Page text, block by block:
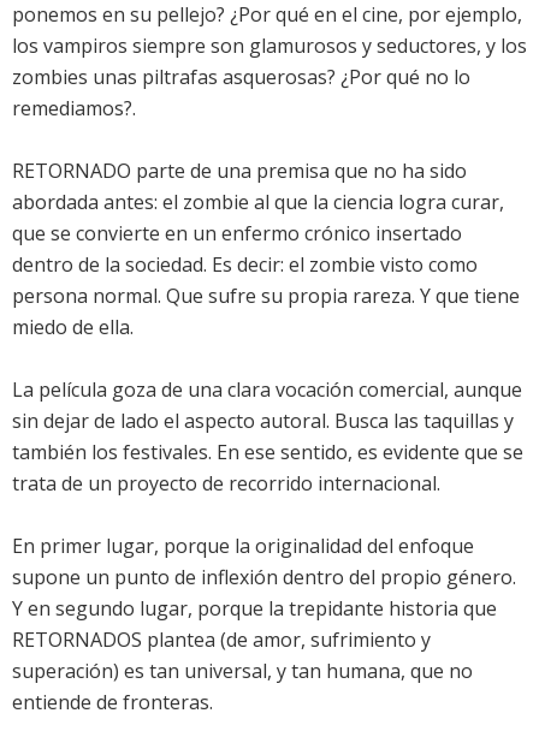
ponemos en su pellejo? ¿Por qué en el cine, por ejemplo,
los vampiros siempre son glamurosos y seductores, y los
zombies unas piltrafas asquerosas? ¿Por qué no lo
remediamos?.
RETORNADO parte de una premisa que no ha sido
abordada antes: el zombie al que la ciencia logra curar,
que se convierte en un enfermo crónico insertado
dentro de la sociedad. Es decir: el zombie visto como
persona normal. Que sufre su propia rareza. Y que tiene
miedo de ella.
La película goza de una clara vocación comercial, aunque
sin dejar de lado el aspecto autoral. Busca las taquillas y
también los festivales. En ese sentido, es evidente que se
trata de un proyecto de recorrido internacional.
En primer lugar, porque la originalidad del enfoque
supone un punto de inflexión dentro del propio género.
Y en segundo lugar, porque la trepidante historia que
RETORNADOS plantea (de amor, sufrimiento y
superación) es tan universal, y tan humana, que no
entiende de fronteras.